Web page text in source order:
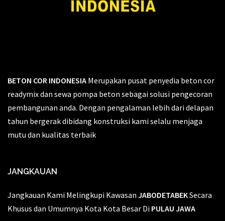
BETON COR INDONESIA Merupakan pusat penyedia beton cor
readymix dan sewa pompa beton sebagai solusi pengecoran
pembangunan anda. Dengan pengalaman lebih dari delapan
tahun bergerak dibidang konstruksi kami selalu menjaga
mutu dan kualitas terbaik
JANGKAUAN
Jangkauan Kami Melingkupi Kawasan JABODETABEKSecara
Khusus dan Umumnya Kota Kota Besar Di PULAU JAWA